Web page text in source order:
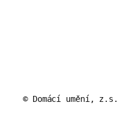
© Domácí umění, z.s.